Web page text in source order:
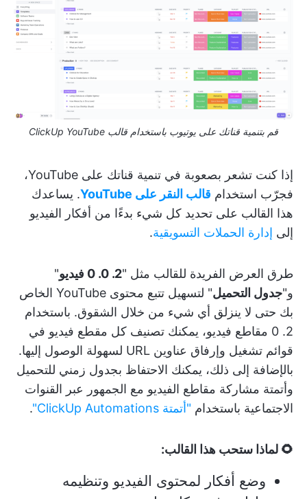
قم بتنمية قناتك على يوتيوب باستخدام قالب ClickUp YouTube
إذا كنت تشعر بصعوبة في تنمية قناتك على YouTube،
فجرّب استخدام قالب النقر على YouTube
. يساعدك
هذا القالب على تحديد كل شيء بدءًا من أفكار الفيديو
إلى إدارة الحملات التسويقية.
طرق العرض الفريدة للقالب مثل "2. 0. 0 فيديو
"
و"جدول التحميل
" لتسهيل تتبع محتوى YouTube الخاص
بك حتى لا ينزلق أي شيء من خلال الشقوق. باستخدام
2. 0 مقاطع فيديو، يمكنك تصنيف كل مقطع فيديو في
قوائم تشغيل وإرفاق عناوين URL لسهولة الوصول إليها.
بالإضافة إلى ذلك، يمكنك الاحتفاظ بجدول زمني للتحميل
وأتمتة مشاركة مقاطع الفيديو مع الجمهور عبر القنوات
الاجتماعية باستخدام "أتمتة ClickUp Automations" .
🌻 لماذا ستحب هذا القالب:
وضع أفكار لمحتوى الفيديو وتنظيمه